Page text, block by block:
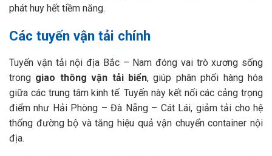
phát huy hết tiềm năng.
Các tuyến vận tải chính
Tuyến vận tải nội địa Bắc – Nam đóng vai trò xương sống
trong giao thông vận tải biển, giúp phân phối hàng hóa
giữa các trung tâm kinh tế. Tuyến này kết nối các cảng trọng
điểm như Hải Phòng – Đà Nẵng – Cát Lái, giảm tải cho hệ
thống đường bộ và tăng hiệu quả vận chuyển container nội
địa.